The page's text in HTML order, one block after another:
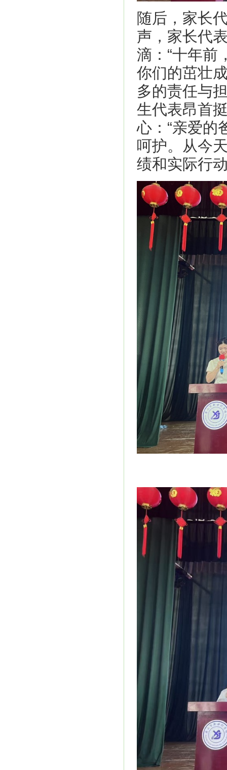
随后，家长
声，家长代
滴：“十年前
你们的茁壮
多的责任与
生代表昂首
心：“亲爱的
呵护。从今
绩和实际行